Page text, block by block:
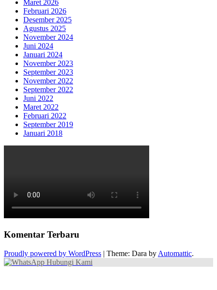
Maret 2026
Februari 2026
Desember 2025
Agustus 2025
November 2024
Juni 2024
Januari 2024
November 2023
September 2023
November 2022
September 2022
Juni 2022
Maret 2022
Februari 2022
September 2019
Januari 2018
Komentar Terbaru
Proudly powered by WordPress | Theme: Dara by Automattic.
Hubungi Kami